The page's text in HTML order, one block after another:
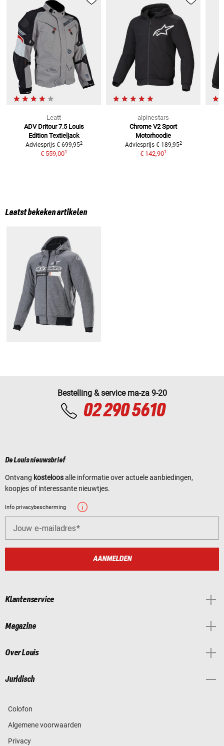
Leatt
ADV Dritour 7.5 Louis
Edition Textieljack
Adviesprijs € 699,952
€ 559,001
alpinestars
Chrome V2 Sport
Motorhoodie
Adviesprijs € 189,952
€ 142,901
Laatst bekeken artikelen
Bestelling & service ma-za 9-20
02 290 5610
De Louis nieuwsbrief
Ontvang kosteloosalle informatie over actuele aanbiedingen,
koopjes of interessante nieuwtjes.
Info privacybescherming
Jouw e-mailadres
AANMELDEN
Klantenservice
Magazine
Over Louis
Juridisch
Colofon
Algemene voorwaarden
Privacy